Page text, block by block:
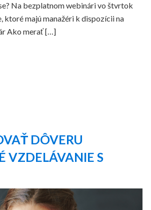
Na bezplatnom webinári vo štvrtok
ktoré majú manažéri k dispozícii na
Ako merať […]
DÔVERU
VZDELÁVANIE S